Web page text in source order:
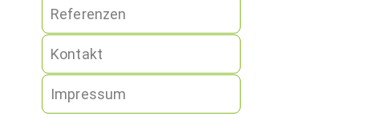
Referenzen
Kontakt
Impressum